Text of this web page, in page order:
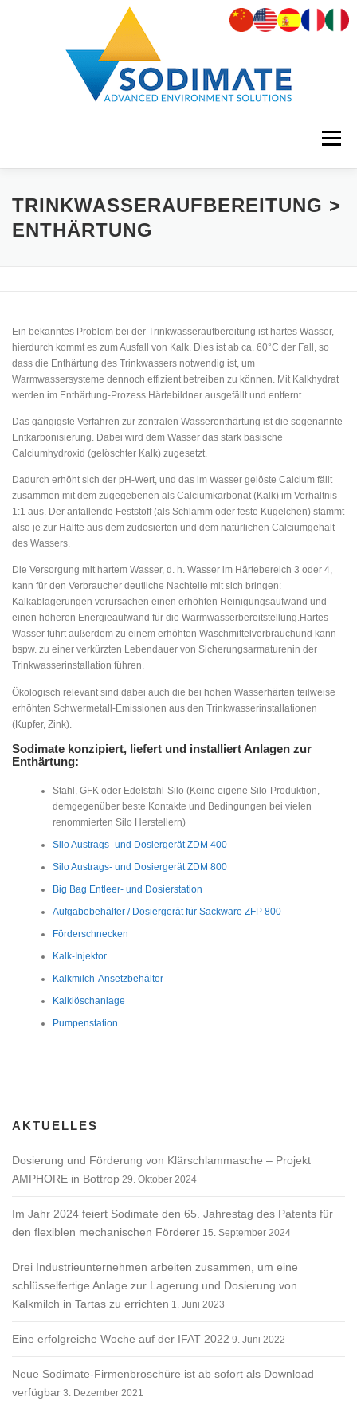
Menü
UNTERNEHMEN PRODUKTE ERSATZTEILE
TRINKWASSERAUFBEREITUNG >
ENTHÄRTUNG
Ein bekanntes Problem bei der Trinkwasseraufbereitung ist hartes Wasser,
hierdurch kommt es zum Ausfall von Kalk. Dies ist ab ca. 60°C der Fall, so
dass die Enthärtung des Trinkwassers notwendig ist, um
Warmwassersysteme dennoch effizient betreiben zu können. Mit Kalkhydrat
werden im Enthärtung-Prozess Härtebildner ausgefällt und entfernt.
Das gängigste Verfahren zur zentralen Wasserenthärtung ist die sogenannte
Entkarbonisierung. Dabei wird dem Wasser das stark basische
Calciumhydroxid (gelöschter Kalk) zugesetzt.
Dadurch erhöht sich der pH-Wert, und das im Wasser gelöste Calcium fällt
zusammen mit dem zugegebenen als Calciumkarbonat (Kalk) im Verhältnis
1:1 aus. Der anfallende Feststoff (als Schlamm oder feste Kügelchen) stammt
also je zur Hälfte aus dem zudosierten und dem natürlichen Calciumgehalt
des Wassers.
Die Versorgung mit hartem Wasser, d. h. Wasser im Härtebereich 3 oder 4,
kann für den Verbraucher deutliche Nachteile mit sich bringen:
Kalkablagerungen verursachen einen erhöhten Reinigungsaufwand und
einen höheren Energieaufwand für die Warmwasserbereitstellung.Hartes
Wasser führt außerdem zu einem erhöhten Waschmittelverbrauchund kann
bspw. zu einer verkürzten Lebendauer von Sicherungsarmaturenin der
Trinkwasserinstallation führen.
Ökologisch relevant sind dabei auch die bei hohen Wasserhärten teilweise
erhöhten Schwermetall-Emissionen aus den Trinkwasserinstallationen
(Kupfer, Zink).
Sodimate konzipiert, liefert und installiert Anlagen zur
Enthärtung:
Stahl, GFK oder Edelstahl-Silo (Keine eigene Silo-Produktion,
demgegenüber beste Kontakte und Bedingungen bei vielen
renommierten Silo Herstellern)
Silo Austrags- und Dosiergerät ZDM 400
Silo Austrags- und Dosiergerät ZDM 800
Big Bag Entleer- und Dosierstation
Aufgabebehälter / Dosiergerät für Sackware ZFP 800
Förderschnecken
Kalk-Injektor
Kalkmilch-Ansetzbehälter
Kalklöschanlage
Pumpenstation
AKTUELLES
Dosierung und Förderung von Klärschlammasche – Projekt
AMPHORE in Bottrop 29. Oktober 2024
Im Jahr 2024 feiert Sodimate den 65. Jahrestag des Patents für
den flexiblen mechanischen Förderer 15. September 2024
Drei Industrieunternehmen arbeiten zusammen, um eine
schlüsselfertige Anlage zur Lagerung und Dosierung von
Kalkmilch in Tartas zu errichten 1. Juni 2023
Eine erfolgreiche Woche auf der IFAT 2022 9. Juni 2022
Neue Sodimate-Firmenbroschüre ist ab sofort als Download
verfügbar 3. Dezember 2021